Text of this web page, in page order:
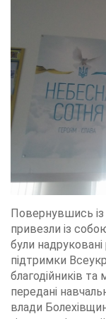
Повернувшись із
привезли із
були
підтримки
благодійників та
передані
влади